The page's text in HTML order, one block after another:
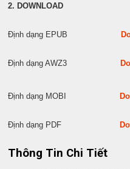
2. DOWNLOAD
Định dạng EPUB
Định dạng AWZ3
Định dạng MOBI
Định dạng PDF
Thông Tin Chi Tiết